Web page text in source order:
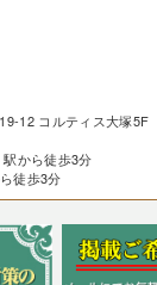
12 コルティス大塚5F
から徒歩3分
徒歩3分